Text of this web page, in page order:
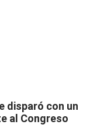
disparó con un
al Congreso